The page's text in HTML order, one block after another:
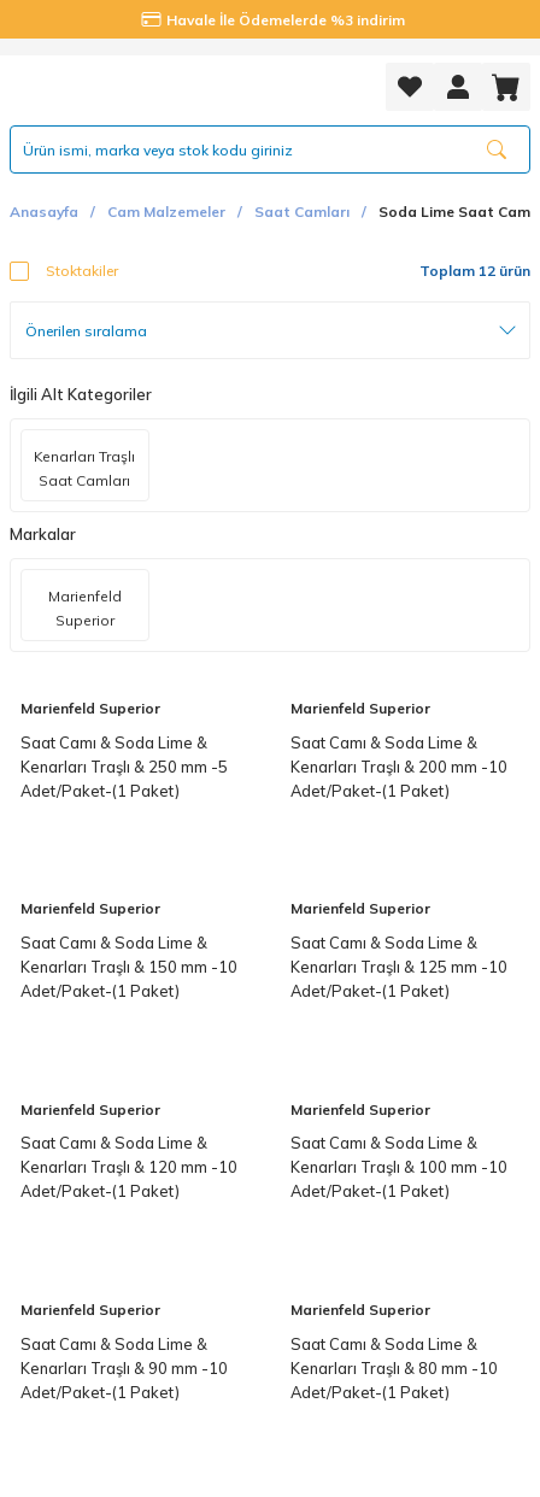
Havale İle Ödemelerde %3 indirim
Anasayfa Cam Malzemeler Saat Camları Soda Lime Saat
Stoktakiler Toplam 12 ürün
İlgili Alt Kategoriler
Kenarları Traşlı
Saat Camları
Markalar
Marienfeld
Superior
Marienfeld Superior
Saat Camı & Soda Lime &
Kenarları Traşlı & 250 mm -5
Adet/Paket-(1 Paket)
Marienfeld Superior
Saat Camı & Soda Lime &
Kenarları Traşlı & 200 mm -10
Adet/Paket-(1 Paket)
Marienfeld Superior
Saat Camı & Soda Lime &
Kenarları Traşlı & 150 mm -10
Adet/Paket-(1 Paket)
Marienfeld Superior
Saat Camı & Soda Lime &
Kenarları Traşlı & 125 mm -10
Adet/Paket-(1 Paket)
Marienfeld Superior
Saat Camı & Soda Lime &
Kenarları Traşlı & 120 mm -10
Adet/Paket-(1 Paket)
Marienfeld Superior
Saat Camı & Soda Lime &
Kenarları Traşlı & 100 mm -10
Adet/Paket-(1 Paket)
Marienfeld Superior
Saat Camı & Soda Lime &
Kenarları Traşlı & 90 mm -10
Adet/Paket-(1 Paket)
Marienfeld Superior
Saat Camı & Soda Lime &
Kenarları Traşlı & 80 mm -10
Adet/Paket-(1 Paket)